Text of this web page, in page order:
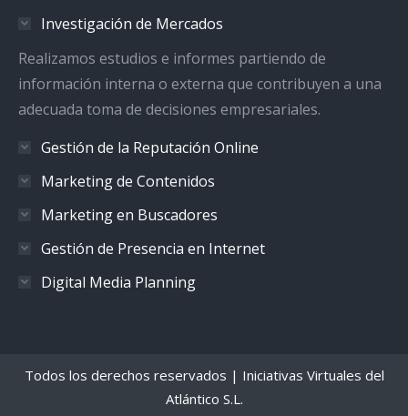
Investigación de Mercados
Realizamos estudios e informes partiendo de
información interna o externa que contribuyen a una
adecuada toma de decisiones empresariales.
Gestión de la Reputación Online
Marketing de Contenidos
Marketing en Buscadores
Gestión de Presencia en Internet
Digital Media Planning
Todos los derechos reservados | Iniciativas Virtuales del
Atlántico S.L.